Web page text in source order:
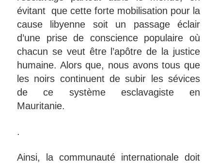
évitant que cette forte mobilisation pour la
cause libyenne soit un passage éclair
d’une prise de conscience populaire où
chacun se veut être l’apôtre de la justice
humaine. Alors que, nous avons tous que
les noirs continuent de subir les sévices
de ce système esclavagiste en
Mauritanie.
.
Ainsi, la communauté internationale doit